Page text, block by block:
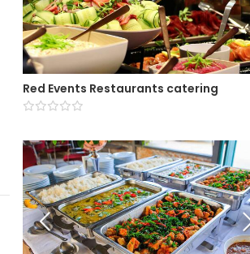
Red Events Restaurants catering